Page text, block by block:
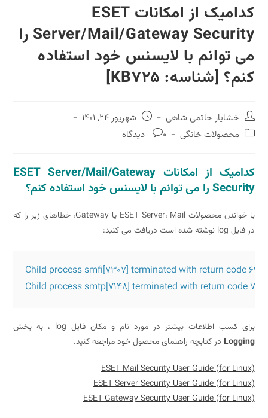
کدامیک از امکانات ESET
Server/Mail/Gateway Security را
می توانم با لایسنس خود استفاده
کنم؟ [شناسه: KB725]
نویسندهٔ
نوشته:
خشایار حاتمی شاهی
نوشته
منتشر
شده
شهریور 24, 1401
دسته‌محصولات خانگی
نظرات
0 دیدگاه
کدامیک از امکانات ESET Server/Mail/Gateway
Security را می توانم با لایسنس خود استفاده کنم؟
با خواندن محصولات ESET Server، Mail یا Gateway، خطاهای زیر را که
در فایل log نوشته شده است دریافت می کنید:
Child process smfi[7307] terminated with return code 69,
Child process smtp[7148] terminated with return code 70,
برای کسب اطلاعات بیشتر در مورد نام و مکان فایل log ، به بخش
Logging در کتابچه راهنمای محصول خود مراجعه کنید.
ESET Mail Security User Guide (for Linux)
ESET Server Security User Guide (for Linux)
ESET Gateway Security User Guide (for Linux)